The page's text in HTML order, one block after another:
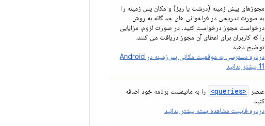
مجوزهای پیش زمینه (درشت یا ریز) و مکان پس زمینه را
به صورت تدریجی در فراخوانی های جداگانه به روش
درخواست مجوز درخواست کنید. در صورت لزوم، مزایایی
را که کاربران برای اعطای آن مجوز دریافت می کنند،
توضیح دهید
درباره دسترسی به موقعیت مکانی پس‌زمینه در Android
11 بیشتر بدانید
عنصر <queries>
را به مانیفست برنامه خود اضافه
کنید
درباره قابلیت مشاهده بسته بیشتر بدانید